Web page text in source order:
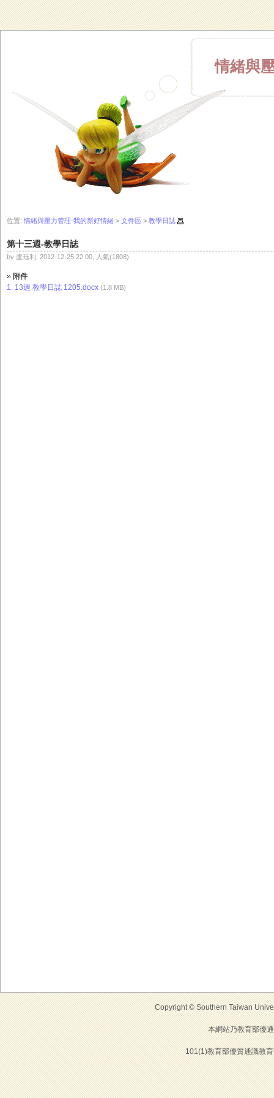
情緒與
位置: 情緒與壓力管理-我的新好情緒 > 文件區 > 教學日誌
第十三週-教學日誌
by 盧珏利, 2012-12-25 22:00, 人氣(1808)
附件
1. 13週 教學日誌 1205.docx (1.8 MB)
Copyright © Southern Taiwan
本網站乃教育部優
101(1)教育部優質通識教